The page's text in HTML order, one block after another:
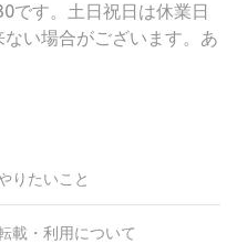
です。土日祝日は休業日
い場合がございます。あ
りたいこと
載・利用について